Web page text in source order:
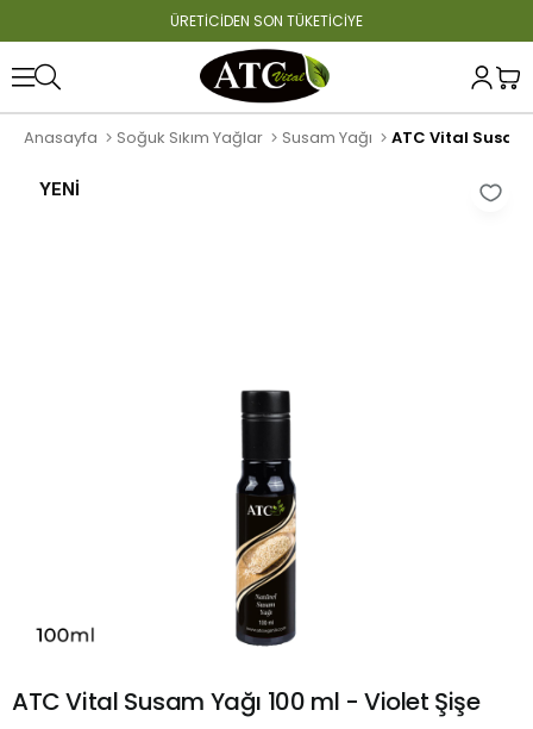
ÜRETİCİDEN SON TÜKETİCİYE
Anasayfa Soğuk Sıkım Yağlar Susam Yağı ATC Vital Susam
YENI
ATC Vital Susam Yağı 100 ml - Violet Şişe